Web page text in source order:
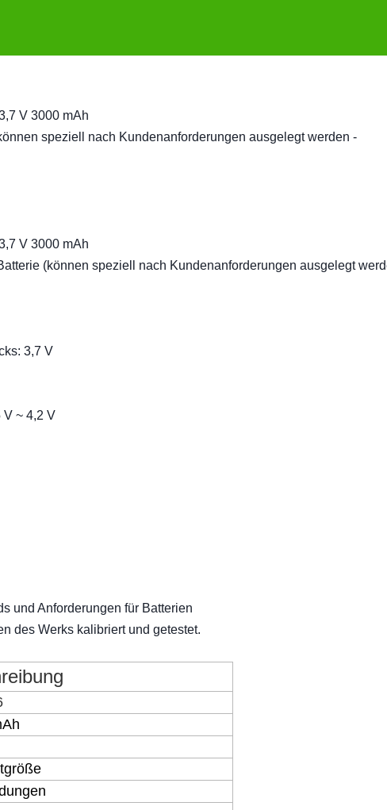
V 3000 mAh
speziell nach Kundenanforderungen ausgelegt werden -
V 3000 mAh
(können speziell nach Kundenanforderungen ausgelegt
3,7 V
V ~ 4,2 V
und Anforderungen für Batterien
des Werks kalibriert und getestet.